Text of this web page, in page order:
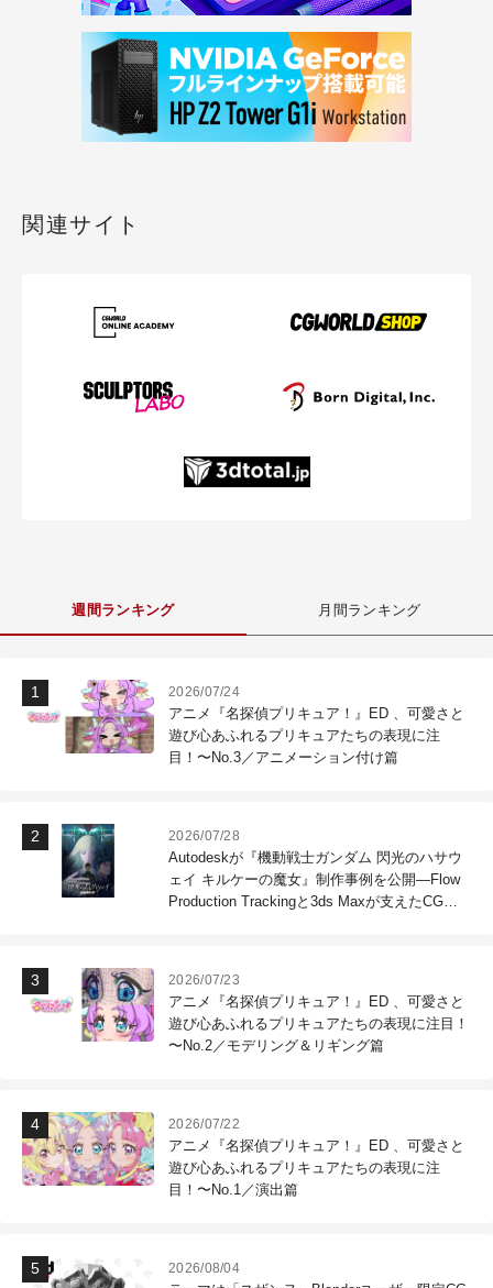
関連サイト
週間ランキング 月間ランキング
2026/07/24
アニメ『名探偵プリキュア！』ED 、可愛さと
遊び心あふれるプリキュアたちの表現に注
目！〜No.3／アニメーション付け篇
2026/07/28
Autodeskが『機動戦士ガンダム 閃光のハサウ
ェイ キルケーの魔女』制作事例を公開―Flow
Production Trackingと3ds Maxが支えたCG制
2026/07/23
アニメ『名探偵プリキュア！』ED 、可愛さと
遊び心あふれるプリキュアたちの表現に注目！
〜No.2／モデリング＆リギング篇
2026/07/22
アニメ『名探偵プリキュア！』ED 、可愛さと
遊び心あふれるプリキュアたちの表現に注
目！〜No.1／演出篇
2026/08/04